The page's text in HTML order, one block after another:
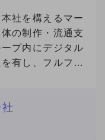
社を構えるマー
の制作・流通支
プ内にデジタル
有し、フルファ
行体制を確立す